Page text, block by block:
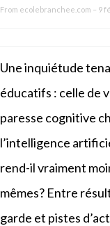
From ecolebranchee.com – 9
Une inquiétude
éducatifs : celle de
paresse cognitive
l’intelligence
rend-il vraiment
mêmes? Entre
garde et pistes